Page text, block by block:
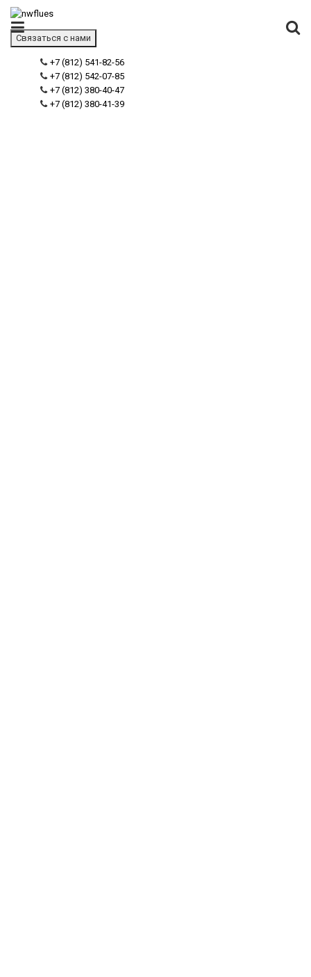
Связаться с нами
+7 (812) 541-82-56
+7 (812) 542-07-85
+7 (812) 380-40-47
+7 (812) 380-41-39